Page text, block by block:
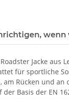
wenn
Jacke
für sportliche
am Rücken und
der Basis der EN